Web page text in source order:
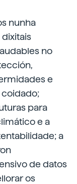
nunha
no
e
para
e a
a
de datos
os